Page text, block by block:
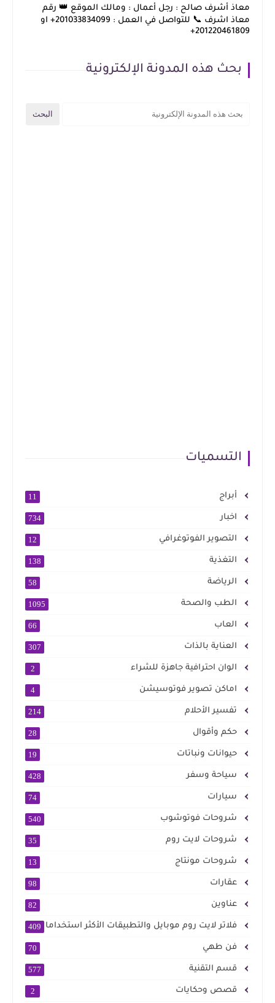
معاذ أشرف صالح : رجل أعمال : ومالك الموقع 👑 رقم
معاذ اشرف 📞 للتواصل في العمل : 201033834099+ او
201220461809+
بحث هذه المدونة الإلكترونية
التسميات
أبراج 11
اخبار 734
التصوير الفوتوغرافي 12
التغذية 138
الرياضة 58
الطب والصحة 1095
العاب 66
العناية بالذات 307
الوان احترافية جاهزة للشراء 2
اماكن تصوير فوتوسيشن 4
تفسير الأحلام 214
حكم وأقوال 28
حيوانات ونباتات 19
سياحة وسفر 428
سيارات 74
شروحات فوتوشوب 540
شروحات لايت روم 35
شروحات مونتاج 13
عقارات 98
عناوين 82
فلاتر لايت روم موبايل والتطبيقات الأكثر استخداما 409
فن طهي 70
قسم التقنية 577
قصص وحكايات 2